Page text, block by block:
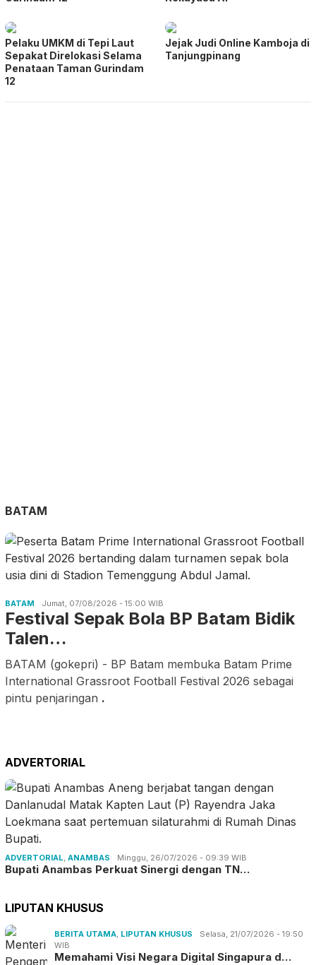
Pelaku UMKM di Tepi Laut
Sepakat Direlokasi Selama
Penataan Taman Gurindam
12
Jejak Judi Online Kamboja di
Tanjungpinang
BATAM
BATAM Jumat, 07/08/2026 - 15:00 WIB
Festival Sepak Bola BP Batam Bidik
Talen…
BATAM (gokepri) - BP Batam membuka Batam Prime
International Grassroot Football Festival 2026 sebagai
pintu penjaringan .
ADVERTORIAL
ADVERTORIAL, ANAMBAS Minggu, 26/07/2026 - 09:39 WIB
Bupati Anambas Perkuat Sinergi dengan TN…
LIPUTAN KHUSUS
BERITA UTAMA, LIPUTAN KHUSUS
Selasa, 21/07/2026 - 19:50
WIB
Memahami Visi Negara Digital Singapura d…